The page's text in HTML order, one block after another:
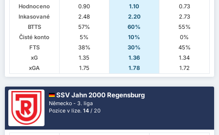
Hodnoceno
0.90 1.10
0.73
Inkasované
2.48 2.20
2.73
BTTS
57% 60%
55%
Čisté konto
5% 10%
0%
FTS
38% 30%
45%
xG
1.35 1.36
1.34
xGA
1.75 1.78 1.72
SSV Jahn 2000 Regensburg
Německo - 3. liga
Pozice v lize.14 / 20